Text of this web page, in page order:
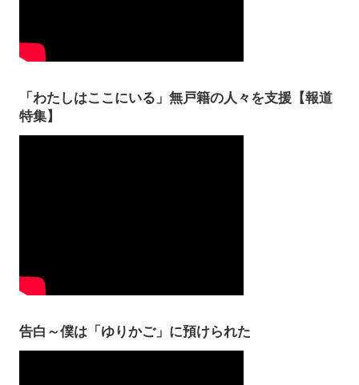
「わたしはここにいる」無戸籍の人々を支援【報道
特集】
告白～僕は「ゆりかご」に預けられた